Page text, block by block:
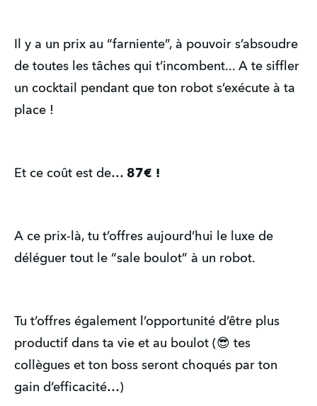
Il y a un prix au “farniente”, à pouvoir s’absoudre
de toutes les tâches qui t’incombent... A te siffler
un cocktail pendant que ton robot s’exécute à ta
place !
Et ce coût est de… 87€ !
A ce prix-là, tu t’offres aujourd’hui le luxe de
déléguer tout le “sale boulot” à un robot.
Tu t’offres également l’opportunité d’être plus
productif dans ta vie et au boulot (😎 tes
collègues et ton boss seront choqués par ton
gain d’efficacité…)